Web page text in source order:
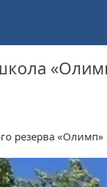
резерва «Олимп»